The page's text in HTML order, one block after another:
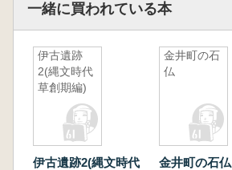
一緒に買われている本
伊古遺跡
2(縄文時代
草創期編)
伊古遺跡2(縄文時代
金井町の石
仏
金井町の石仏